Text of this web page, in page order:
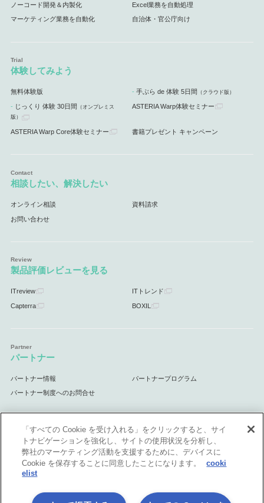
ノーコード開発＆内製化 Excel業務を自動処理
マーケティング業務を自動化 自治体・官公庁向け
体験してみよう
無料体験版 手ぶら de 体験 5日間 （クラウド版）
じっくり 体験 30日間 （オンプレミス
版）
ASTERIA Warp体験セミナー
ASTERIA Warp Core体験セミナー 書籍プレゼント キャンペーン
相談したい、解決したい
オンライン相談 資料請求
お問い合わせ
製品評価レビューを見る
ITreview ITトレンド
Capterra BOXIL
パートナー
パートナー情報 パートナープログラム
パートナー制度へのお問合せ
サポート
サポート情報
「すべての Cookie を受け入れる」をクリックすると、サイ
トナビゲーションを強化し、サイトの使用状況を分析し、
弊社のマーケティング活動を支援するために、デバイスに
Cookie を保存することに同意したことになります。
cooki
elist